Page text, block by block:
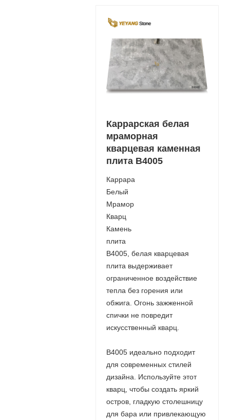
Каррарская белая
мраморная
кварцевая каменная
плита B4005
Каррара
Белый
Мрамор
Кварц
Камень
плита
B4005, белая кварцевая
плита выдерживает
ограниченное воздействие
тепла без горения или
обжига. Огонь зажженной
спички не повредит
искусственный кварц.
B4005 идеально подходит
для современных стилей
дизайна. Используйте этот
кварц, чтобы создать яркий
остров, гладкую столешницу
для бара или привлекающую